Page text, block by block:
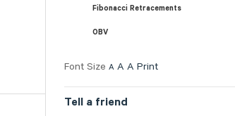
Fibonacci Retracements
OBV
Font Size A A A Print
Tell a friend